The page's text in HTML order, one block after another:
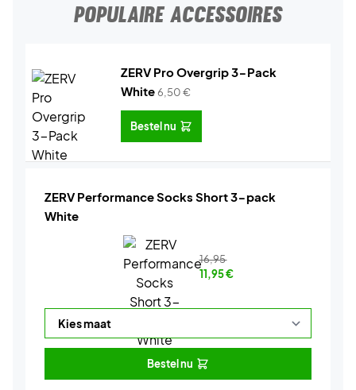
POPULAIRE ACCESSOIRES
ZERV Pro Overgrip 3-Pack
White6,50€
Bestel nu
ZERV Performance Socks Short 3-pack
White
16,95
11,95€
Bestel nu